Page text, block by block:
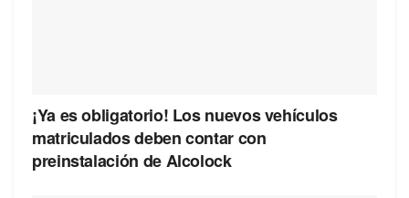
¡Ya es obligatorio! Los nuevos vehículos
matriculados deben contar con
preinstalación de Alcolock